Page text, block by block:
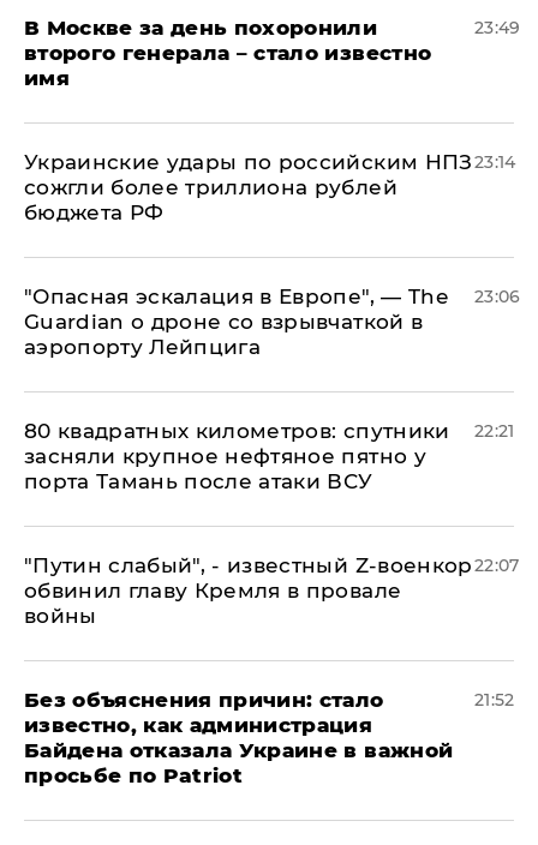
В Москве за день похоронили
второго генерала – стало известно
имя
23:49
Украинские удары по российским НПЗ
сожгли более триллиона рублей
бюджета РФ
23:14
"Опасная эскалация в Европе", — The
Guardian о дроне со взрывчаткой в
аэропорту Лейпцига
23:06
80 квадратных километров: спутники
засняли крупное нефтяное пятно у
порта Тамань после атаки ВСУ
22:21
​"Путин слабый", - известный Z-военкор
обвинил главу Кремля в провале
войны
22:07
Без объяснения причин: стало
известно, как администрация
Байдена отказала Украине в важной
просьбе по Patriot
21:52